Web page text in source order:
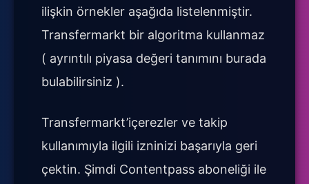
ilişkin örnekler aşağıda listelenmiştir.
Transfermarkt bir algoritma kullanmaz
( ayrıntılı piyasa değeri tanımını burada
bulabilirsiniz ).
Transfermarkt’içerezler ve takip
kullanımıyla ilgili izninizi başarıyla geri
çektin. Şimdi Contentpass aboneliği ile